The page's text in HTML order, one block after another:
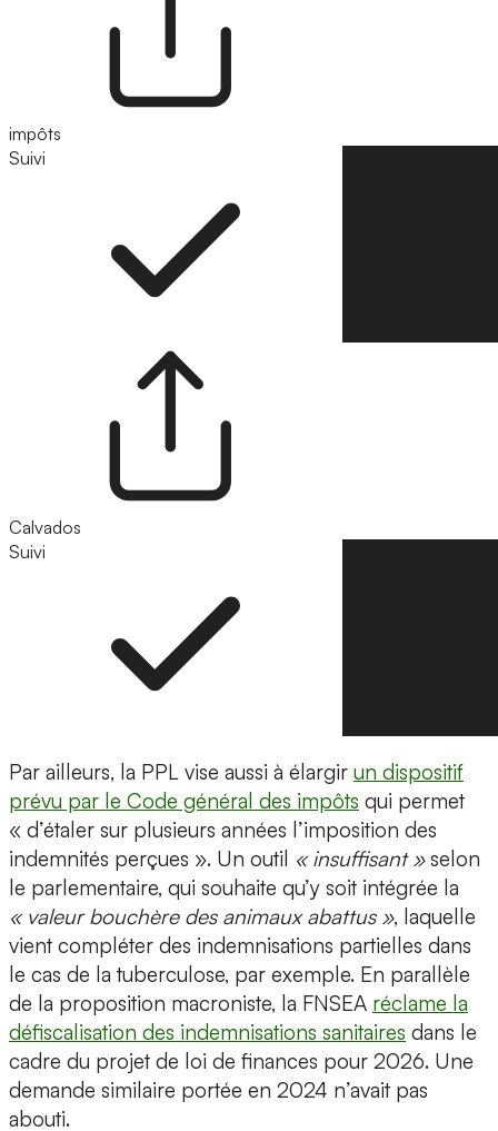
impôts
Suivi
Calvados
Suivi
Par ailleurs, la PPL vise aussi à élargir un dispositif
prévu par le Code général des impôts qui permet
« d’étaler sur plusieurs années l’imposition des
indemnités perçues ». Un outil « insuffisant »selon
le parlementaire, qui souhaite qu’y soit intégrée la
« valeur bouchère des animaux abattus », laquelle
vient compléter des indemnisations partielles dans
le cas de la tuberculose, par exemple. En parallèle
de la proposition macroniste, la FNSEA réclame la
défiscalisation des indemnisations sanitaires dans le
cadre du projet de loi de finances pour 2026. Une
demande similaire portée en 2024 n’avait pas
abouti.